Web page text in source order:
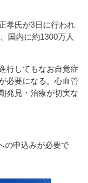
孝氏が3日に行われ
国内に約1300万人
行してもなお自覚症
必要になる。心血管
発見・治療が切実な
の申込みが必要で